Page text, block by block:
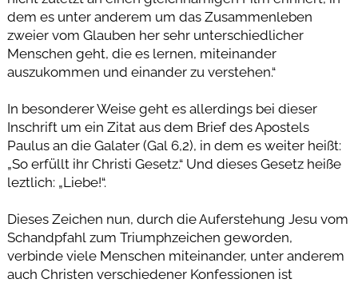
dem es unter anderem um das Zusammenleben
zweier vom Glauben her sehr unterschiedlicher
Menschen geht, die es lernen, miteinander
auszukommen und einander zu verstehen.“
In besonderer Weise geht es allerdings bei dieser
Inschrift um ein Zitat aus dem Brief des Apostels
Paulus an die Galater (Gal 6,2), in dem es weiter heißt:
„So erfüllt ihr Christi Gesetz.“ Und dieses Gesetz heiße
leztlich: „Liebe!“.
Dieses Zeichen nun, durch die Auferstehung Jesu vom
Schandpfahl zum Triumphzeichen geworden,
verbinde viele Menschen miteinander, unter anderem
auch Christen verschiedener Konfessionen ist